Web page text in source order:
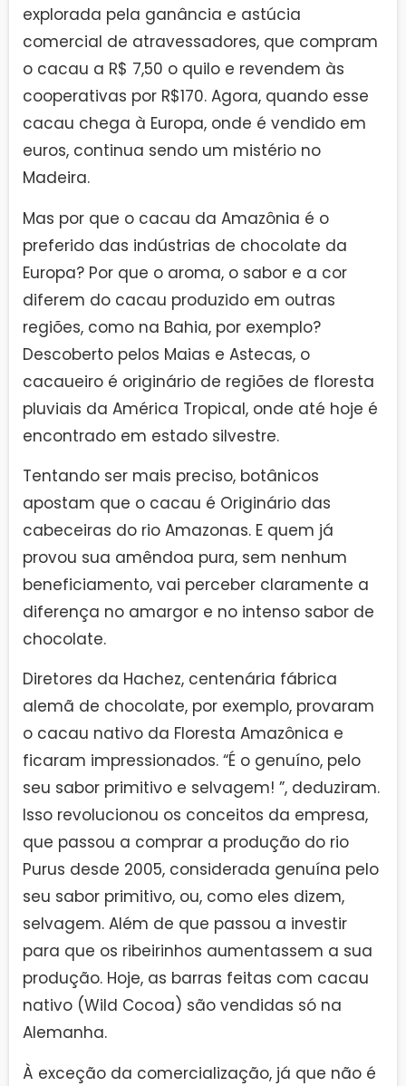
explorada pela ganância e astúcia
comercial de atravessadores, que compram
o cacau a R$ 7,50 o quilo e revendem às
cooperativas por R$170. Agora, quando esse
cacau chega à Europa, onde é vendido em
euros, continua sendo um mistério no
Madeira.
Mas por que o cacau da Amazônia é o
preferido das indústrias de chocolate da
Europa? Por que o aroma, o sabor e a cor
diferem do cacau produzido em outras
regiões, como na Bahia, por exemplo?
Descoberto pelos Maias e Astecas, o
cacaueiro é originário de regiões de floresta
pluviais da América Tropical, onde até hoje é
encontrado em estado silvestre.
Tentando ser mais preciso, botânicos
apostam que o cacau é Originário das
cabeceiras do rio Amazonas. E quem já
provou sua amêndoa pura, sem nenhum
beneficiamento, vai perceber claramente a
diferença no amargor e no intenso sabor de
chocolate.
Diretores da Hachez, centenária fábrica
alemã de chocolate, por exemplo, provaram
o cacau nativo da Floresta Amazônica e
ficaram impressionados. “É o genuíno, pelo
seu sabor primitivo e selvagem! ”, deduziram.
Isso revolucionou os conceitos da empresa,
que passou a comprar a produção do rio
Purus desde 2005, considerada genuína pelo
seu sabor primitivo, ou, como eles dizem,
selvagem. Além de que passou a investir
para que os ribeirinhos aumentassem a sua
produção. Hoje, as barras feitas com cacau
nativo (Wild Cocoa) são vendidas só na
Alemanha.
À exceção da comercialização, já que não é